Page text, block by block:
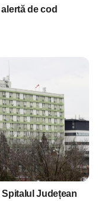
de cod
Județean